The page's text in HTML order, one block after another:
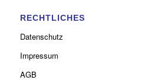
RECHTLICHES
Datenschutz
Impressum
AGB